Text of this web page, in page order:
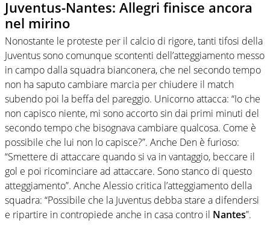
Juventus-Nantes: Allegri finisce ancora
nel mirino
Nonostante le proteste per il calcio di rigore, tanti tifosi della
Juventus sono comunque scontenti dell’atteggiamento messo
in campo dalla squadra bianconera, che nel secondo tempo
non ha saputo cambiare marcia per chiudere il match
subendo poi la beffa del pareggio. Unicorno attacca: “Io che
non capisco niente, mi sono accorto sin dai primi minuti del
secondo tempo che bisognava cambiare qualcosa. Come è
possibile che lui non lo capisce?”. Anche Den è furioso:
“Smettere di attaccare quando si va in vantaggio, beccare il
gol e poi ricominciare ad attaccare. Sono stanco di questo
atteggiamento”. Anche Alessio critica l’atteggiamento della
squadra: “Possibile che la Juventus debba stare a difendersi
e ripartire in contropiede anche in casa contro il Nantes”.